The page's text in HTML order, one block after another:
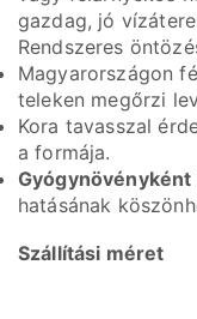
gazdag, jó
Rendszeres
Magyarországon
teleken megőrzi
Kora tavasszal
a formája.
hatásának
Szállítási méret